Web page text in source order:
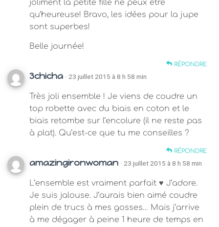
joliment la petite fille ne peux être
qu’heureuse! Bravo, les idées pour la jupe
sont superbes!
Belle journée!
RÉPONDRE
3chicha · 23 juillet 2015 à 8 h 58 min
Très joli ensemble ! Je viens de coudre un
top robette avec du biais en coton et le
biais retombe sur l’encolure (il ne reste pas
à plat). Qu’est-ce que tu me conseilles ?
RÉPONDRE
amazingironwoman · 23 juillet 2015 à 8 h 58 min
L’ensemble est vraiment parfait ♥ J’adore.
Je suis jalouse. J’aurais bien aimé coudre
plein de trucs à mes gosses… Mais j’arrive
à me dégager à peine 1 heure de temps en